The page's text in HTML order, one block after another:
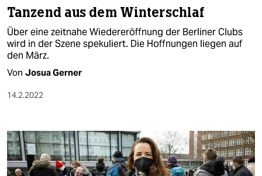
Tanzend aus dem Winterschlaf
Über eine zeitnahe Wiedereröffnung der Berliner Clubs
wird in der Szene spekuliert. Die Hoffnungen liegen auf
den März.
Von Josua Gerner
14.2.2022